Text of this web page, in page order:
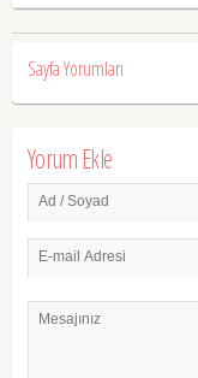
Sayfa Yorumları
Yorum Ekle
Ad / Soyad
E-mail Adresi
Mesajınız